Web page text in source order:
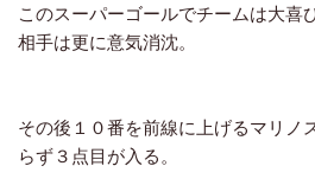
このスーパーゴールでチームは大喜
相手は更に意気消沈。
その後１０番を前線に上げるマリノ
らず３点目が入る。